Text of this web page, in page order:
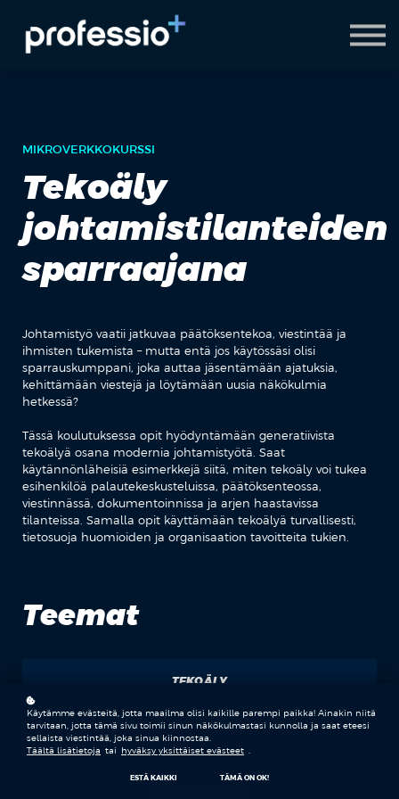
AI Coach
Pyydä demo
MIKROVERKKOKURSSI
Tekoäly
johtamistilanteiden
sparraajana
Johtamistyö vaatii jatkuvaa päätöksentekoa, viestintää ja
ihmisten tukemista – mutta entä jos käytössäsi olisi
sparrauskumppani, joka auttaa jäsentämään ajatuksia,
kehittämään viestejä ja löytämään uusia näkökulmia
hetkessä?
Tässä koulutuksessa opit hyödyntämään generatiivista
tekoälyä osana modernia johtamistyötä. Saat
käytännönläheisiä esimerkkejä siitä, miten tekoäly voi tukea
esihenkilöä palautekeskusteluissa, päätöksenteossa,
viestinnässä, dokumentoinnissa ja arjen haastavissa
tilanteissa. Samalla opit käyttämään tekoälyä turvallisesti,
tietosuoja huomioiden ja organisaation tavoitteita tukien.
Teemat
TEKOÄLY
JOHTAMINEN
Käytämme evästeitä, jotta maailma olisi kaikille parempi paikka! Ainakin niitä
tarvitaan, jotta tämä sivu toimii sinun näkökulmastasi kunnolla ja saat eteesi
sellaista viestintää, joka sinua kiinnostaa.
Täältä lisätietoja tai hyväksy yksittäiset evästeet
ESTÄ KAIKKI TÄMÄ ON OK!